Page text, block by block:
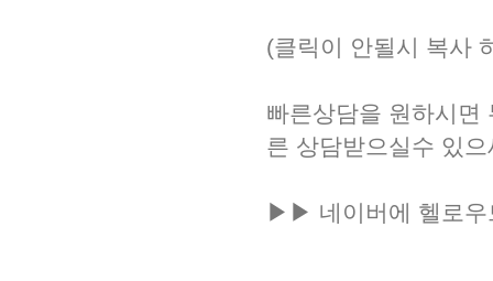
(클릭이 안될시 복사
빠른상담을 원하시면
른 상담받으실수 있
▶▶ 네이버에 헬로우